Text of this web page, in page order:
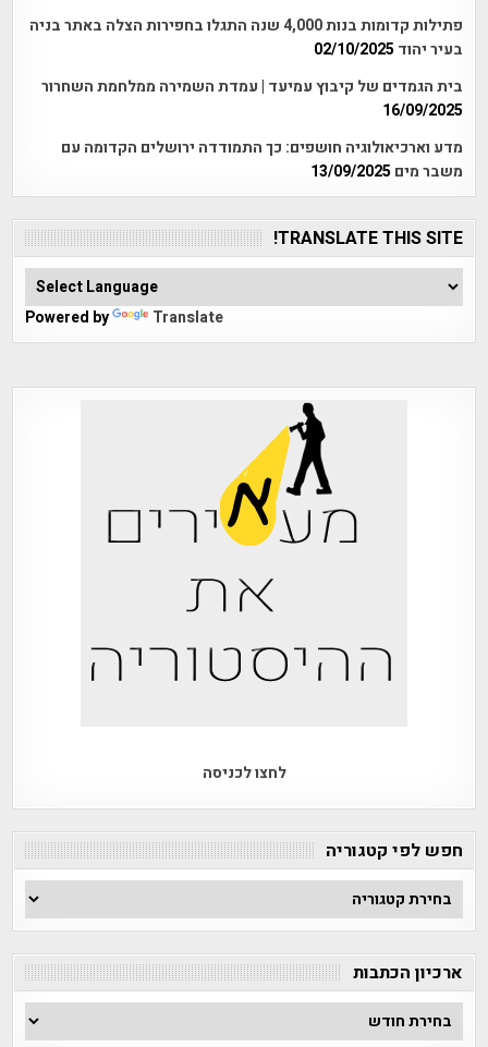
פתילות קדומות בנות 4,000 שנה התגלו בחפירות הצלה באתר בניה
בעיר יהוד 02/10/2025
בית הגמדים של קיבוץ עמיעד | עמדת השמירה ממלחמת השחרור
16/09/2025
מדע וארכיאולוגיה חושפים: כך התמודדה ירושלים הקדומה עם
משבר מים 13/09/2025
TRANSLATE THIS SITE!
Powered by Translate
לחצו לכניסה
חפש לפי קטגוריה
חפש
לפי
ארכיון הכתבות
ארכיון
הכתבות